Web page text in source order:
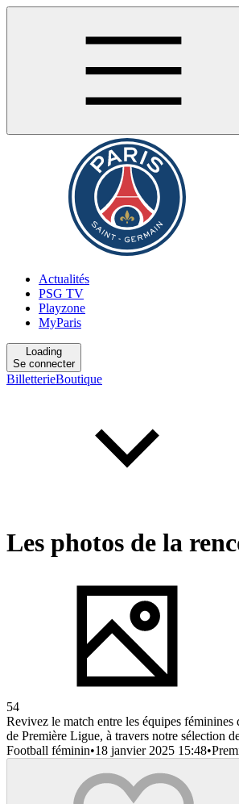
Actualités
PSG TV
Playzone
MyParis
Loading
Se connecter
BilletterieBoutique
Les photos de la
54
Revivez le match entre les équipes
de Première Ligue, à travers notre sélection
Football féminin•18 janvier 2025 15:48•